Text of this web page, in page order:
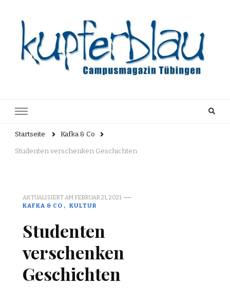
Archiv
Startseite Kafka & Co
Studenten verschenken Geschichten
AKTUALISIERT AM FEBRUAR 21, 2021
KAFKA & CO
KULTUR
Studenten
verschenken
Geschichten